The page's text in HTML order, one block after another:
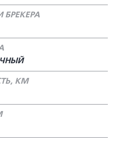
БРЕКЕРА
КМ